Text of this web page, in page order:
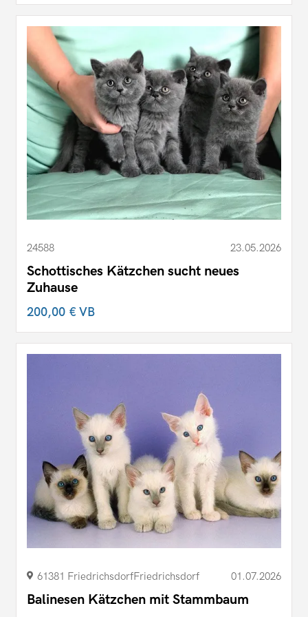
24588 23.05.2026
Schottisches Kätzchen sucht neues
Zuhause
200,00 €VB
61381 FriedrichsdorfFriedrichsdorf 01.07.2026
Balinesen Kätzchen mit Stammbaum